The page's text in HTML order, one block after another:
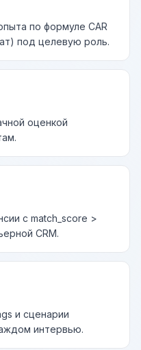
по формуле CAR
под целевую роль.
оценкой
с match_score >
CRM.
и сценарии
интервью.